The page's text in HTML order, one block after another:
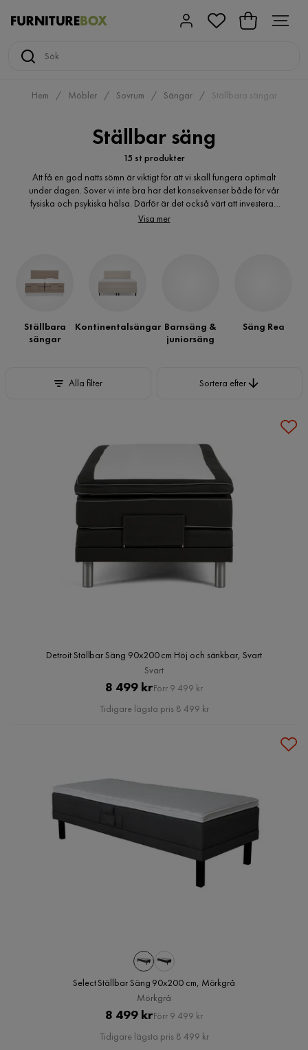
Hem Möbler Sovrum Sängar Ställbara sängar
Ställbar säng
15 st produkter
Att få en god natts sömn är viktigt för att vi skall fungera optimalt
under dagen. Sover vi inte bra har det konsekvenser både för vår
fysiska och psykiska hälsa. Därför är det också värt att investera i
en säng som är ställbar som ger en hög komfort och ett bra stöd.
sparar du tid genom du snabbt kan jämföra de olika produkterna
mot varandra jämfört med om du letar i butiker.
Visa mer
Ställbara
sängar
Kontinentalsängar Barnsäng &
juniorsäng
Säng Rea
Alla filter Sortera efter
Detroit Ställbar Säng 90x200 cm Höj och sänkbar, Svart
Svart
Pris
8 499 krOriginal
Pris
Förr 9 499 kr
Tidigare lägsta pris 8 499 kr
Select Ställbar Säng 90x200 cm, Mörkgrå
Mörkgrå
Pris
8 499 krOriginal
Pris
Förr 9 499 kr
Tidigare lägsta pris 8 499 kr